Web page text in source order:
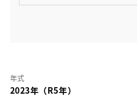
年式
2023年（R5年）